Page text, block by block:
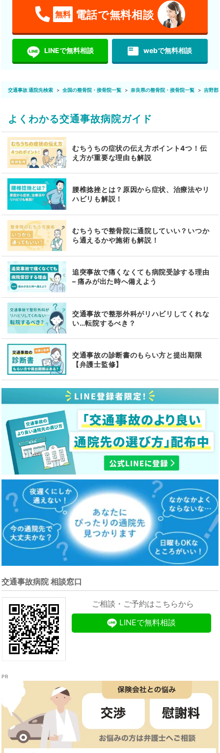
無料 電話で無料相談
LINEで無料相談 featured_play_list webで無料相談
交通事故 通院先検索 全国の整骨院・接骨院一覧 奈良県の整骨院・接骨院一覧 吉野郡
よくわかる交通事故病院ガイド
むちうちの症状の伝え方ポイント4つ！伝
え方が重要な理由も解説
腰椎捻挫とは？原因から症状、治療法やリ
ハビリも解説！
むちうちで整骨院に通院していい？いつか
ら通えるかや施術も解説！
追突事故で痛くなくても病院受診する理由
– 痛みが出た時へ備えよう
交通事故で整形外科がリハビリしてくれな
い…転院するべき？
交通事故の診断書のもらい方と提出期限
【弁護士監修】
交通事故病院 相談窓口
ご相談・ご予約はこちらから
LINEで無料相談